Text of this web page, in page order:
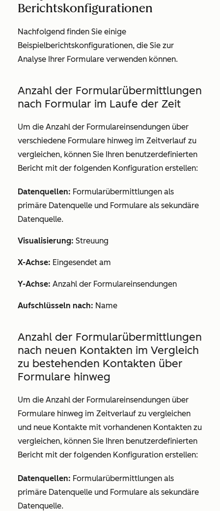
Berichtskonfigurationen
Nachfolgend finden Sie einige
Beispielberichtskonfigurationen, die Sie zur
Analyse Ihrer Formulare verwenden können.
Anzahl der Formularübermittlungen
nach Formular im Laufe der Zeit
Um die Anzahl der Formulareinsendungen über
verschiedene Formulare hinweg im Zeitverlauf zu
vergleichen, können Sie Ihren benutzerdefinierten
Bericht mit der folgenden Konfiguration erstellen:
Datenquellen: Formularübermittlungen als
primäre Datenquelle und Formulare als sekundäre
Datenquelle.
Visualisierung: Streuung
X-Achse: Eingesendet am
Y-Achse: Anzahl der Formulareinsendungen
Aufschlüsseln nach: Name
Anzahl der Formularübermittlungen
nach neuen Kontakten im Vergleich
zu bestehenden Kontakten über
Formulare hinweg
Um die Anzahl der Formulareinsendungen über
Formulare hinweg im Zeitverlauf zu vergleichen
und neue Kontakte mit vorhandenen Kontakten zu
vergleichen, können Sie Ihren benutzerdefinierten
Bericht mit der folgenden Konfiguration erstellen:
Datenquellen: Formularübermittlungen als
primäre Datenquelle und Formulare als sekundäre
Datenquelle.